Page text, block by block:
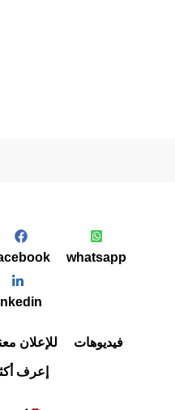
فيديوهات للإعلان
إعرف
whatsapp